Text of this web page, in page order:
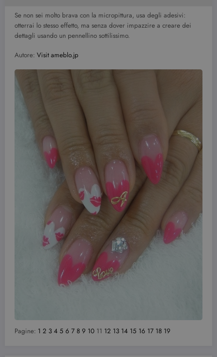
Se non sei molto brava con la micropittura, usa degli adesivi:
otterrai lo stesso effetto, ma senza dover impazzire a creare dei
dettagli usando un pennellino sottilissimo.
Autore: Visit ameblo.jp
Pagine: 1 2 3 4 5 6 7 8 9 10 11 12 13 14 15 16 17 18 19